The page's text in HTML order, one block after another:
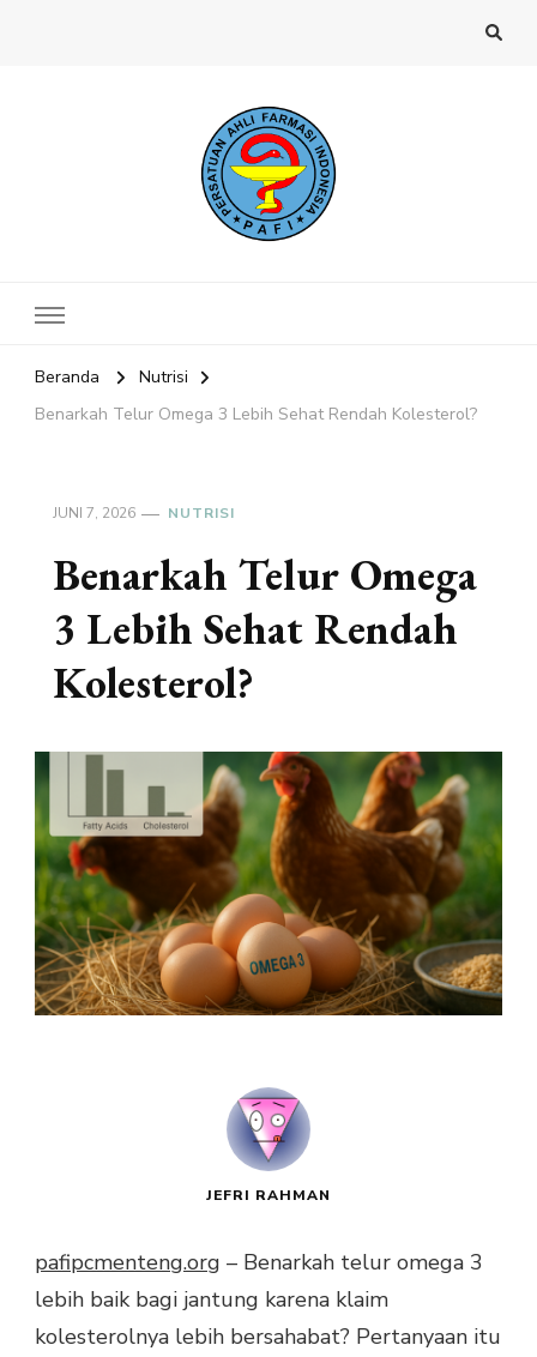
Beranda
Nutrisi
Benarkah Telur Omega 3 Lebih Sehat Rendah Kolesterol?
JUNI 7, 2026 NUTRISI
Benarkah Telur Omega
3 Lebih Sehat Rendah
Kolesterol?
JEFRI RAHMAN
pafipcmenteng.org – Benarkah telur omega 3
lebih baik bagi jantung karena klaim
kolesterolnya lebih bersahabat? Pertanyaan itu